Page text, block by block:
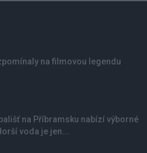
na filmovou legendu
na Příbramsku nabízí výborné
voda je jen...